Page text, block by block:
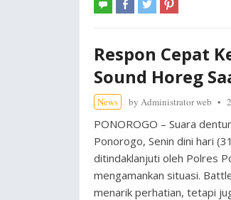
Respon Cepat
Sound Horeg
News by Administrator web
PONOROGO – Suara
Ponorogo, Senin dini hari
ditindaklanjuti oleh Polres
mengamankan situasi.
menarik perhatian, tetapi